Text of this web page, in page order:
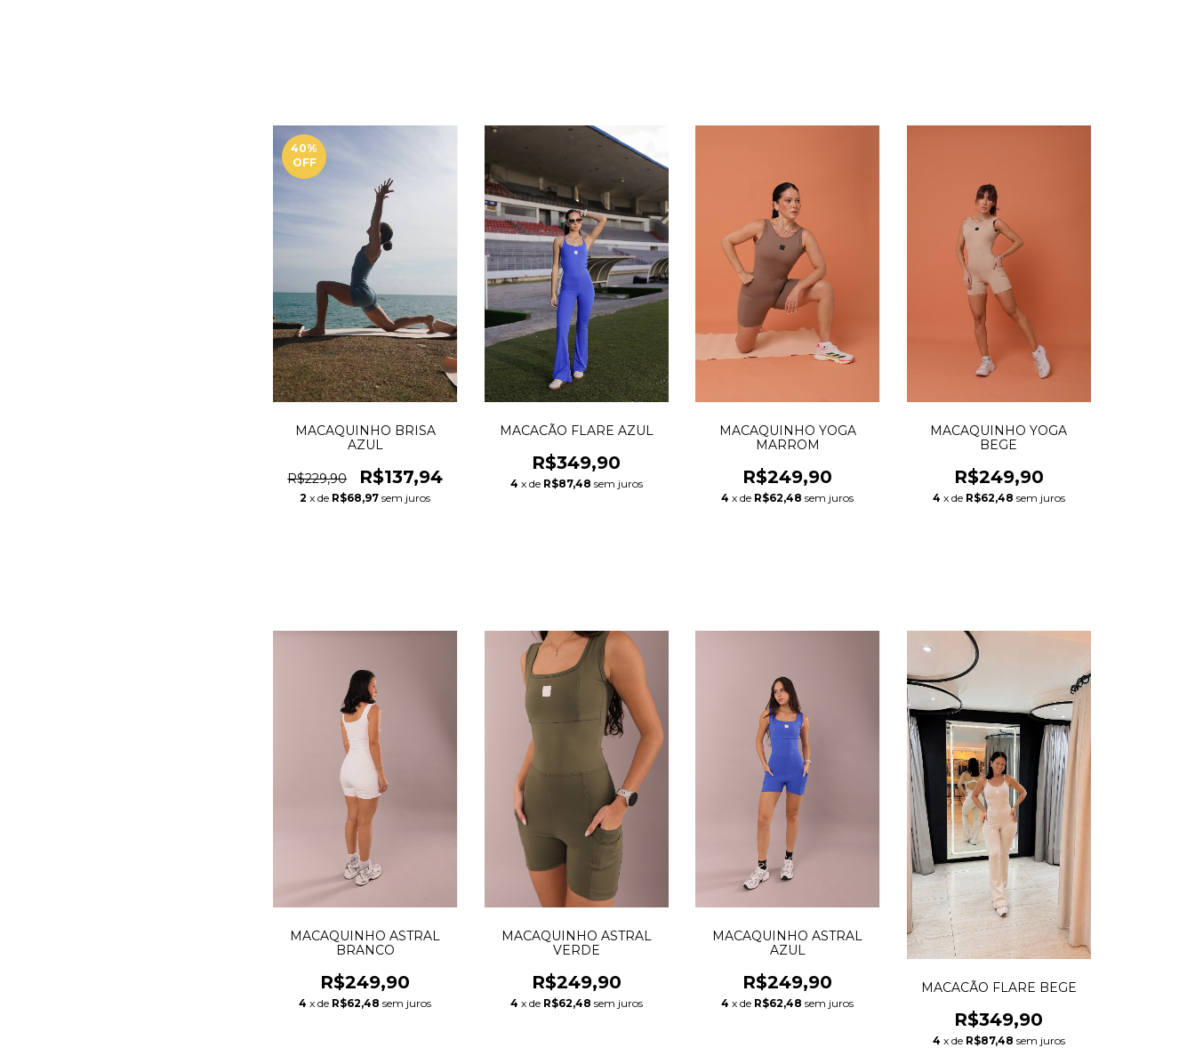
40%
OFF
MACAQUINHO BRISA
AZUL
R$229,90 R$137,94
2 x de R$68,97 sem juros
MACACÃO FLARE AZUL
R$349,90
4 x de R$87,48 sem juros
MACAQUINHO YOGA
MARROM
R$249,90
4 x de R$62,48 sem juros
MACAQUINHO YOGA
BEGE
R$249,90
4 x de R$62,48 sem juros
MACAQUINHO ASTRAL
BRANCO
R$249,90
4 x de R$62,48 sem juros
MACAQUINHO ASTRAL
VERDE
R$249,90
4 x de R$62,48 sem juros
MACAQUINHO ASTRAL
AZUL
R$249,90
4 x de R$62,48 sem juros
MACACÃO FLARE BEGE
R$349,90
4 x de R$87,48 sem juros